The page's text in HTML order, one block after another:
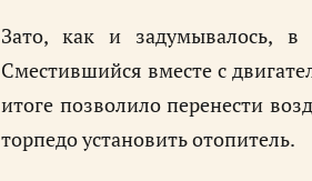
Зато, как и задумывалось, в
Сместившийся вместе с
итоге позволило перенести
торпедо установить отопитель.